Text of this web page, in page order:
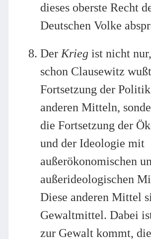
dieses oberste Recht
Deutschen Volke
Der Krieg ist nicht
schon Clausewitz
Fortsetzung der
anderen Mitteln,
die Fortsetzung der
und der Ideologie mit
außerökonomischen
außerideologischen
Diese anderen Mittel
Gewaltmittel. Dabei
zur Gewalt kommt,